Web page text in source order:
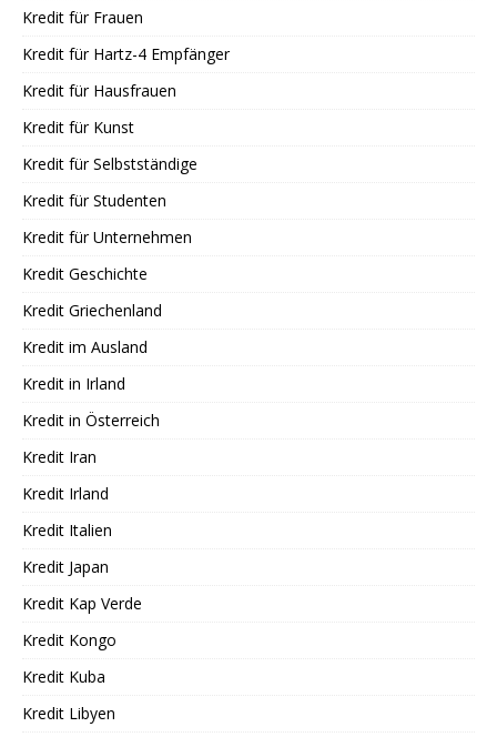
Kredit für Frauen
Kredit für Hartz-4 Empfänger
Kredit für Hausfrauen
Kredit für Kunst
Kredit für Selbstständige
Kredit für Studenten
Kredit für Unternehmen
Kredit Geschichte
Kredit Griechenland
Kredit im Ausland
Kredit in Irland
Kredit in Österreich
Kredit Iran
Kredit Irland
Kredit Italien
Kredit Japan
Kredit Kap Verde
Kredit Kongo
Kredit Kuba
Kredit Libyen